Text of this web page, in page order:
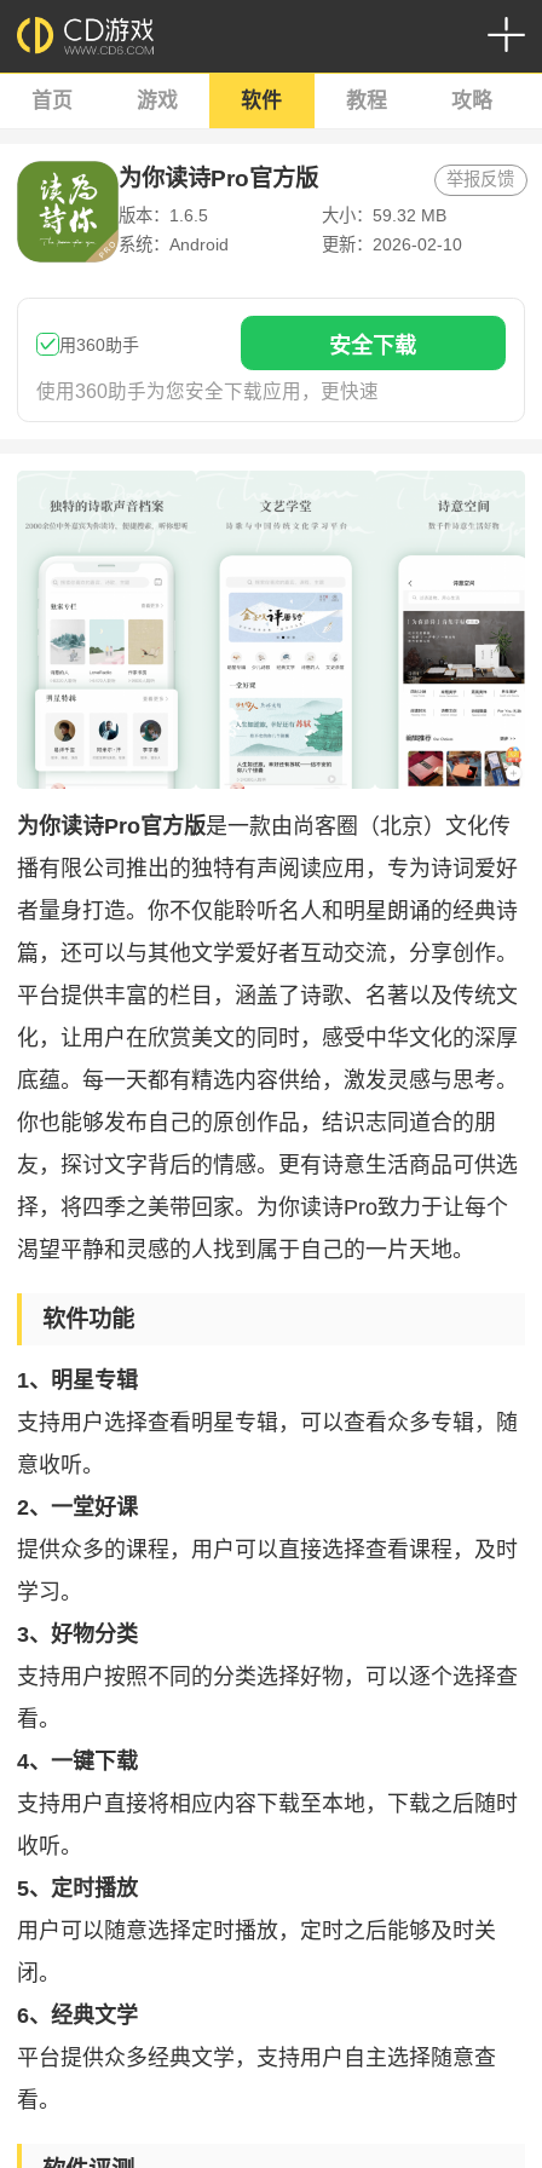
首页 游戏 软件 教程 攻略
为你读诗Pro官方版
版本：1.6.5
大小：59.32 MB
系统：Android
更新：2026-02-10
举报反馈
安全下载
用360助手
使用360助手为您安全下载应用，更快速
为你读诗Pro官方版是一款由尚客圈（北京）文化传
播有限公司推出的独特有声阅读应用，专为诗词爱好
者量身打造。你不仅能聆听名人和明星朗诵的经典诗
篇，还可以与其他文学爱好者互动交流，分享创作。
平台提供丰富的栏目，涵盖了诗歌、名著以及传统文
化，让用户在欣赏美文的同时，感受中华文化的深厚
底蕴。每一天都有精选内容供给，激发灵感与思考。
你也能够发布自己的原创作品，结识志同道合的朋
友，探讨文字背后的情感。更有诗意生活商品可供选
择，将四季之美带回家。为你读诗Pro致力于让每个
渴望平静和灵感的人找到属于自己的一片天地。
软件功能
1、明星专辑
支持用户选择查看明星专辑，可以查看众多专辑，随
意收听。
2、一堂好课
提供众多的课程，用户可以直接选择查看课程，及时
学习。
3、好物分类
支持用户按照不同的分类选择好物，可以逐个选择查
看。
4、一键下载
支持用户直接将相应内容下载至本地，下载之后随时
收听。
5、定时播放
用户可以随意选择定时播放，定时之后能够及时关
闭。
6、经典文学
平台提供众多经典文学，支持用户自主选择随意查
看。